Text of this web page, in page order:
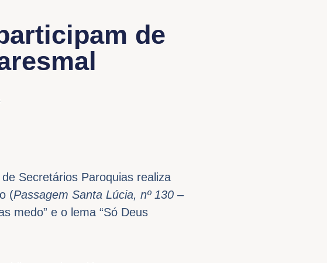
de
Secretários Paroquias realiza
(Passagem Santa Lúcia, nº 130 –
medo” e o lema “Só Deus